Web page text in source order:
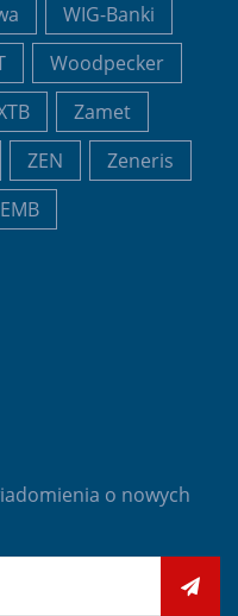
WIG-Banki
Woodpecker
Zamet
ZEN
Zeneris
o nowych